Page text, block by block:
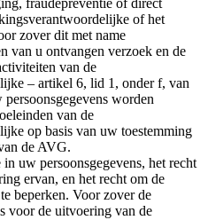
fraudepreventie of direct
of het
zover dit met name
van u ontvangen verzoek en de
van de
– artikel 6, lid 1, onder f, van
worden
van de
op basis van uw toestemming
de AVG.
uw persoonsgegevens, het recht
ervan, en het recht om de
beperken. Voor zover de
voor de uitvoering van de